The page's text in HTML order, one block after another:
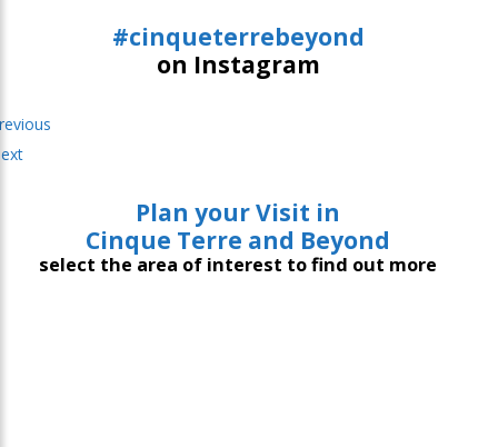
#cinqueterrebeyond
on Instagram
Plan your Visit in
Cinque Terre and Beyond
select the area of interest to find out more